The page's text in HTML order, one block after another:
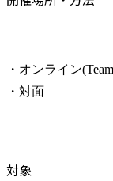
・オンライン
・対面
対象